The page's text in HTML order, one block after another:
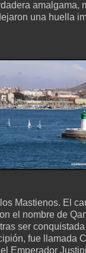
amalgama,
una huella
Mastienos. El
el nombre de
ser
fue llamada
Emperador